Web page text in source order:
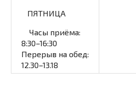
ПЯТНИЦА
Часы приёма:
8:30–16:30
Перерыв на обед:
12.30–13.18